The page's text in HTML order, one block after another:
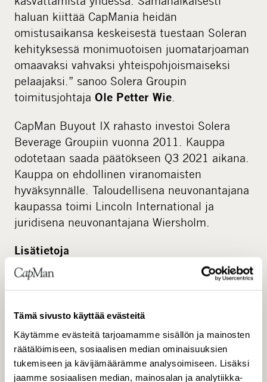
Tämä sivusto käyttää evästeitä
Käytämme evästeitä tarjoamamme sisällön ja mainosten
räätälöimiseen, sosiaalisen median ominaisuuksien
tukemiseen ja kävijämäärämme analysoimiseen. Lisäksi
jaamme sosiaalisen median, mainosalan ja analytiikka-
haluan kiittää CapMania heidän
omistusaikansa keskeisestä tuestaan Soleran
kehityksessä monimuotoisen juomatarjoaman
omaavaksi vahvaksi yhteispohjoismaiseksi
pelaajaksi.” sanoo Solera Groupin
toimitusjohtaja Ole Petter Wie
CapMan Buyout IX rahasto investoi Solera
Beverage Groupiin vuonna 2011. Kauppa
odotetaan saada päätökseen Q3 2021 aikana.
Kauppa on ehdollinen viranomaisten
hyväksynnälle. Taloudellisena neuvonantajana
kaupassa toimi Lincoln International ja
juridisena neuvonantajana Wiersholm.
Lisätietoja
Johan Pålsson, Co-Managing Partner, CapMan
Lisätietoa CapManista
CapMan Buyout on osa CapMan-konsernia, joka
on johtava pohjoismainen aktiivista